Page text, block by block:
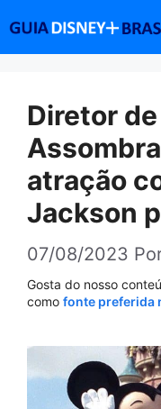
conteúdo
Diretor
atração
Jackson
07/08/2023
Gosta do nosso
como fonte preferida